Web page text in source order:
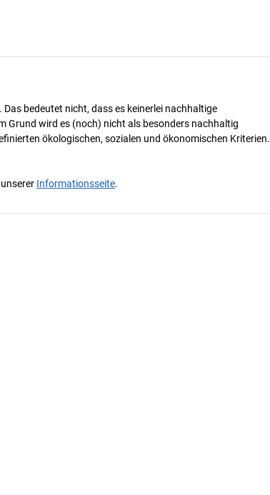
bedeutet nicht, dass es keinerlei nachhaltige
Grund wird es (noch) nicht als besonders nachhaltig
ökologischen, sozialen und ökonomischen Kriterien.
Informationsseite.